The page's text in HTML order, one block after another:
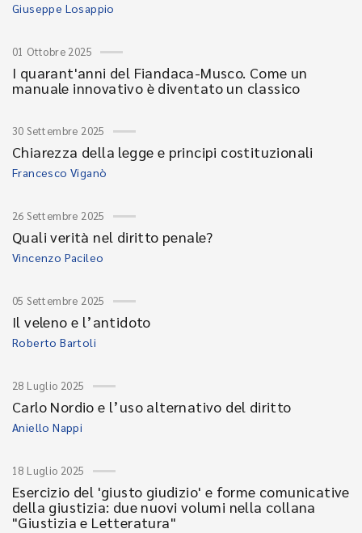
Giuseppe Losappio
01 Ottobre 2025
I quarant'anni del Fiandaca-Musco. Come un
manuale innovativo è diventato un classico
30 Settembre 2025
Chiarezza della legge e principi costituzionali
Francesco Viganò
26 Settembre 2025
Quali verità nel diritto penale?
Vincenzo Pacileo
05 Settembre 2025
Il veleno e l’antidoto
Roberto Bartoli
28 Luglio 2025
Carlo Nordio e l’uso alternativo del diritto
Aniello Nappi
18 Luglio 2025
Esercizio del 'giusto giudizio' e forme comunicative
della giustizia: due nuovi volumi nella collana
"Giustizia e Letteratura"